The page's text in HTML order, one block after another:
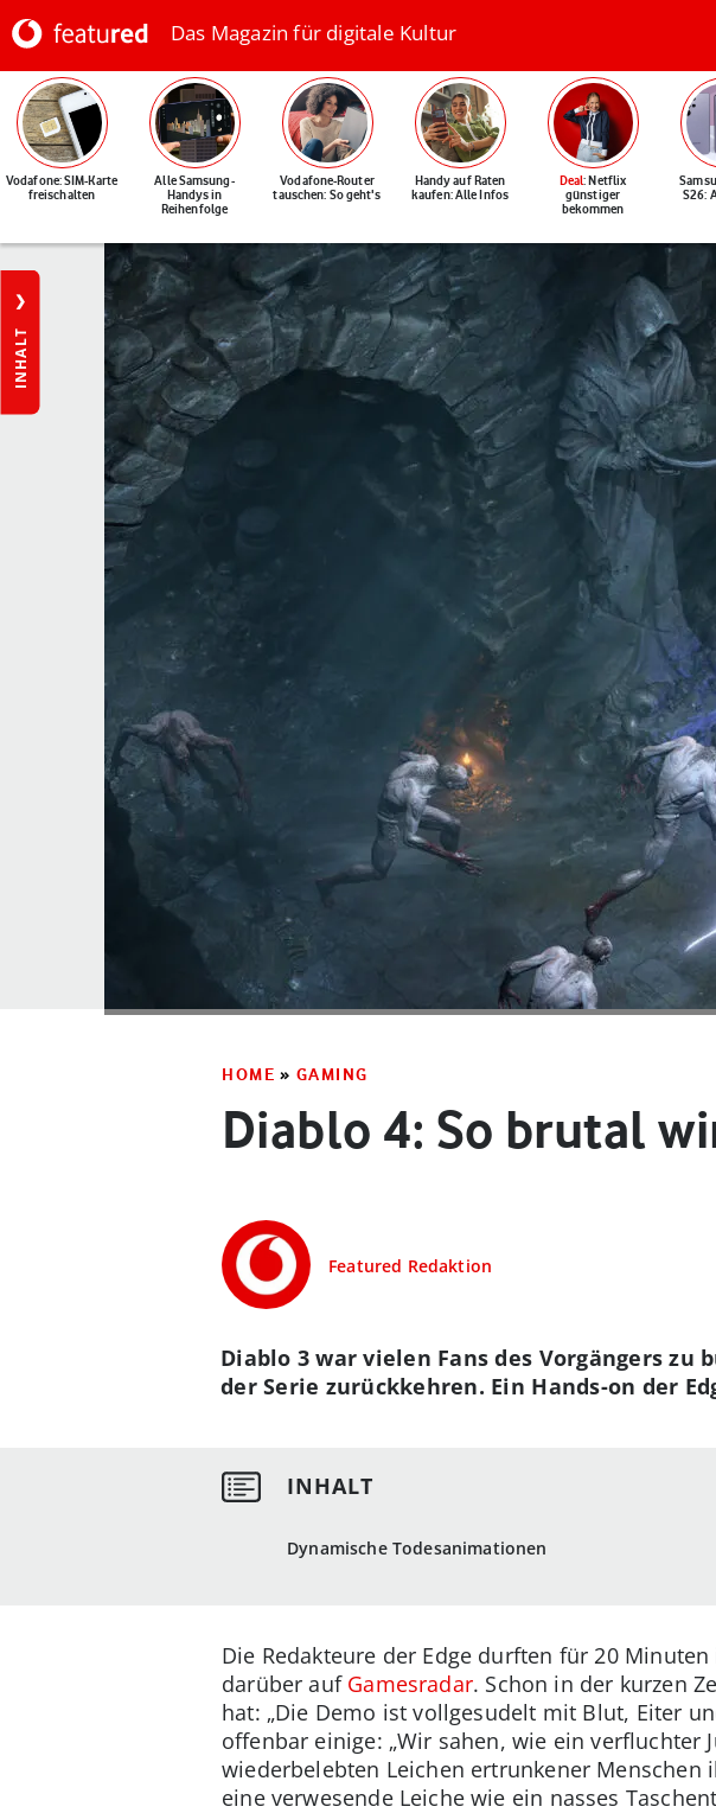
Das Magazin für digitale Kultur
Vodafone: SIM-Karte
freischalten
Alle Samsung-
Handys in
Reihenfolge
Vodafone-Router
tauschen: So geht's
Handy auf Raten
kaufen: Alle Infos
Deal: Netflix
günstiger
bekommen
S26:
INHALT
HOME » GAMING
Diablo 4: So brutal
Featured Redaktion
Dynamische Todesanimationen
Diablo 3 war vielen Fans des Vorgängers
der Serie zurückkehren. Ein Hands-on der
Die Redakteure der Edge durften für 20
darüber auf Gamesradar. Schon in der kurzen
hat: „Die Demo ist vollgesudelt mit Blut, Eiter
offenbar einige: „Wir sahen, wie ein verfluchter
wiederbelebten Leichen ertrunkener
eine verwesende Leiche wie ein nasses